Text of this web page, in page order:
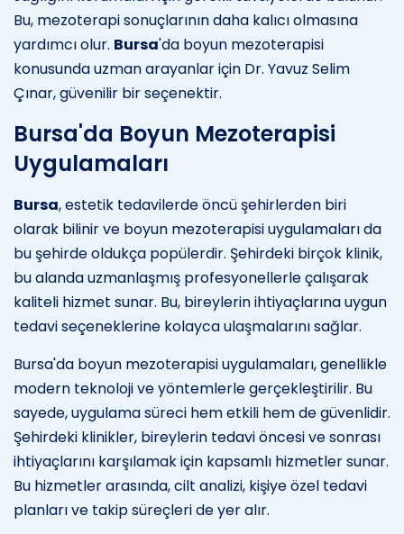
Bu, mezoterapi sonuçlarının daha kalıcı olmasına
yardımcı olur. Bursa'da boyun mezoterapisi
konusunda uzman arayanlar için Dr. Yavuz Selim
Çınar, güvenilir bir seçenektir.
Bursa'da Boyun Mezoterapisi
Uygulamaları
Bursa, estetik tedavilerde öncü şehirlerden biri
olarak bilinir ve boyun mezoterapisi uygulamaları da
bu şehirde oldukça popülerdir. Şehirdeki birçok klinik,
bu alanda uzmanlaşmış profesyonellerle çalışarak
kaliteli hizmet sunar. Bu, bireylerin ihtiyaçlarına uygun
tedavi seçeneklerine kolayca ulaşmalarını sağlar.
Bursa'da boyun mezoterapisi uygulamaları, genellikle
modern teknoloji ve yöntemlerle gerçekleştirilir. Bu
sayede, uygulama süreci hem etkili hem de güvenlidir.
Şehirdeki klinikler, bireylerin tedavi öncesi ve sonrası
ihtiyaçlarını karşılamak için kapsamlı hizmetler sunar.
Bu hizmetler arasında, cilt analizi, kişiye özel tedavi
planları ve takip süreçleri de yer alır.